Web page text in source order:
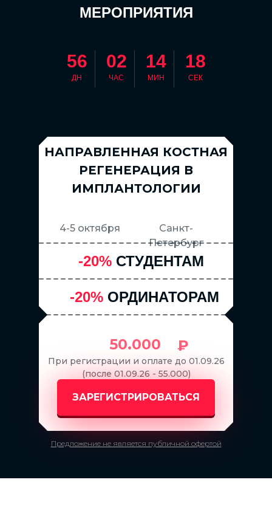
"Sausage technique"
ПРАКТИКА. ВТОРАЯ ГРУППА
Практика:
Забор костного блока
пьезохирургическим
аппаратом, трепаном,
Расщепление блока на
ламины
Горизонтальная и
вертикальная аугментация
гребня ламинами "по Кури"
Ушивание
3. Практика:
Проведение горизонтальной
костной пластики GBR -
"Sausage technique"
МЕРОПРИЯТИЯ
56
ДН
02
ЧАС
14
МИН
17
СЕК
-20% СТУДЕНТАМ
При регистрации и оплате до 01.09.26
(после 01.09.26 - 55.000)
-20% ОРДИНАТОРАМ
НАПРАВЛЕННАЯ КОСТНАЯ
РЕГЕНЕРАЦИЯ В
ИМПЛАНТОЛОГИИ
₽
4-5 октября
Санкт-
Петербург
Предложение не является публичной офертой
50.000
ЗАРЕГИСТРИРОВАТЬСЯ